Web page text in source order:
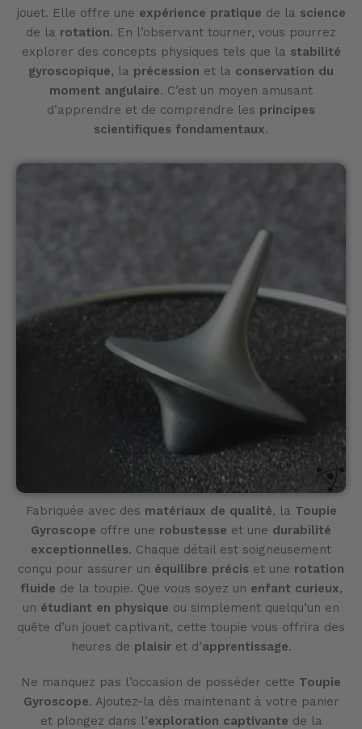
jouet. Elle offre une expérience pratique de la science
de la rotation. En l’observant tourner, vous pourrez
explorer des concepts physiques tels que la stabilité
gyroscopique, la précession et la conservation du
moment angulaire. C’est un moyen amusant
d’apprendre et de comprendre les principes
scientifiques fondamentaux.
Fabriquée avec des matériaux de qualité, la Toupie
Gyroscope offre une robustesse et une durabilité
exceptionnelles. Chaque détail est soigneusement
conçu pour assurer un équilibre précis et une rotation
fluide de la toupie. Que vous soyez un enfant curieux,
un étudiant en physique ou simplement quelqu’un en
quête d’un jouet captivant, cette toupie vous offrira des
heures de plaisiret d’apprentissage.
Ne manquez pas l’occasion de posséder cette Toupie
Gyroscope. Ajoutez-la dès maintenant à votre panier
et plongez dans l’exploration captivante de la